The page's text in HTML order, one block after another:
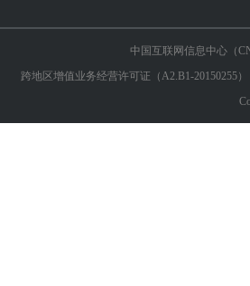
中国互联网信息中心（
跨地区增值业务经营许可证（A2.B1-20150255